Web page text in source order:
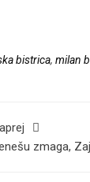
bistrica, milan
zmaga,